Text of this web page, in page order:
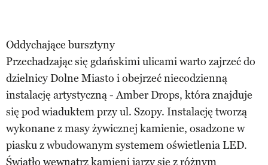
Oddychające bursztyny
Przechadzając się gdańskimi ulicami warto zajrzeć do
dzielnicy Dolne Miasto i obejrzeć niecodzienną
instalację artystyczną - Amber Drops, która znajduje
się pod wiaduktem przy ul. Szopy. Instalację tworzą
wykonane z masy żywicznej kamienie, osadzone w
piasku z wbudowanym systemem oświetlenia LED.
Światło wewnątrz kamieni jarzy się z różnym